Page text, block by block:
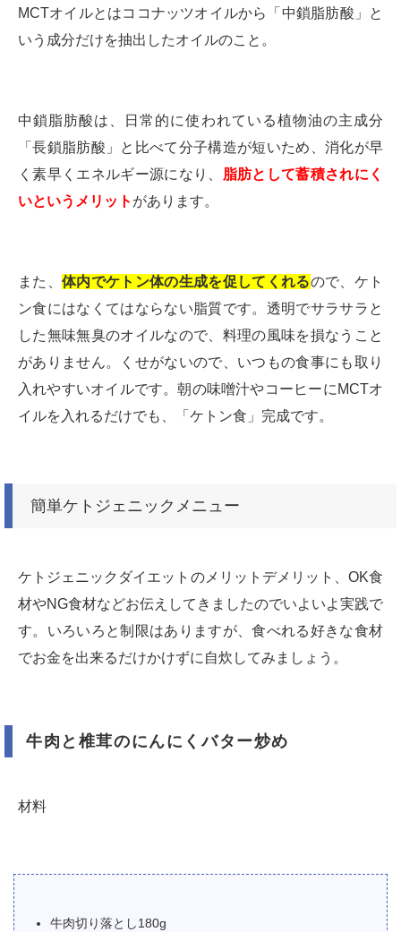
MCTオイルとはココナッツオイルから「中鎖脂肪酸」と
いう成分だけを抽出したオイルのこと。
中鎖脂肪酸は、日常的に使われている植物油の主成分
「長鎖脂肪酸」と比べて分子構造が短いため、消化が早
く素早くエネルギー源になり、 脂肪として蓄積されにく
いというメリット があります。
また、 体内でケトン体の生成を促してくれるので、ケト
ン食にはなくてはならない脂質です。透明でサラサラと
した無味無臭のオイルなので、料理の風味を損なうこと
がありません。くせがないので、いつもの食事にも取り
入れやすいオイルです。朝の味噌汁やコーヒーにMCTオ
イルを入れるだけでも、「ケトン食」完成です。
簡単ケトジェニックメニュー
ケトジェニックダイエットのメリットデメリット、OK食
材やNG食材などお伝えしてきましたのでいよいよ実践で
す。いろいろと制限はありますが、食べれる好きな食材
でお金を出来るだけかけずに自炊してみましょう。
牛肉と椎茸のにんにくバター炒め
材料
牛肉切り落とし180g